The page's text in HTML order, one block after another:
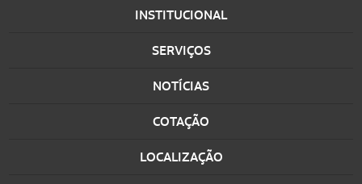
INSTITUCIONAL
SERVIÇOS
NOTÍCIAS
COTAÇÃO
LOCALIZAÇÃO